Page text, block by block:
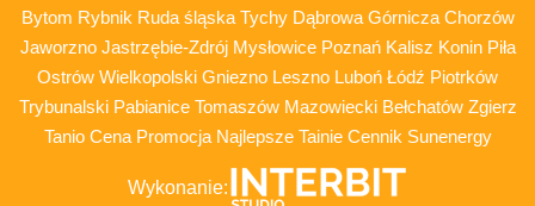
Bytom Rybnik Ruda śląska Tychy Dąbrowa Górnicza Chorzów
Jaworzno Jastrzębie-Zdrój Mysłowice Poznań Kalisz Konin Piła
Ostrów Wielkopolski Gniezno Leszno Luboń Łódź Piotrków
Trybunalski Pabianice Tomaszów Mazowiecki Bełchatów Zgierz
Tanio Cena Promocja Najlepsze Tainie Cennik Sunenergy
Wykonanie: